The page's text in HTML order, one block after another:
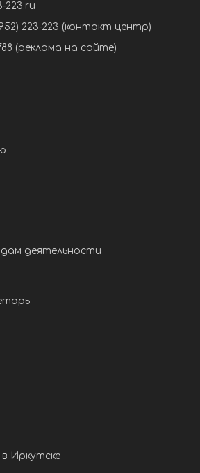
223.ru
223-223 (контакт центр)
(реклама на сайте)
деятельности
Иркутске